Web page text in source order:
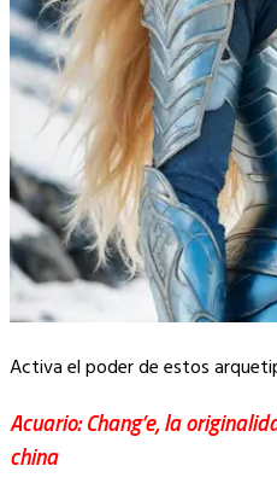
Activa el poder de estos
Acuario: Chang’e, la
china